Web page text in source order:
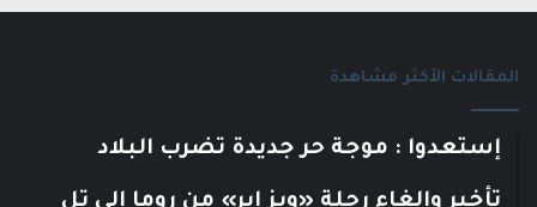
المقالات الأكثر مشاهدة
إستعدوا : موجة حر جديدة تضرب البلاد